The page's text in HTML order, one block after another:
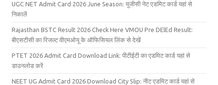
UGC NET Admit Card 2026 June Season: यूजीसी नेट एडमिट कार्ड यहां से
निकालें
Rajasthan BSTC Result 2026 Check Here VMOU Pre DElEd Result:
बीएसटीसी का रिजल्ट वीएमओयू के ऑफिसियल लिंक से देखें
PTET 2026 Admit Card Download Link: पीटीईटी का एडमिट कार्ड यहां से
डाउनलोड करें
NEET UG Admit Card 2026 Download City Slip: नीट एडमिट कार्ड यहां से